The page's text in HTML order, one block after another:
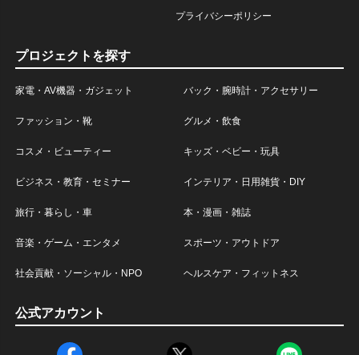
プライバシーポリシー
プロジェクトを探す
家電・AV機器・ガジェット バック・腕時計・アクセサリー
ファッション・靴 グルメ・飲食
コスメ・ビューティー キッズ・ベビー・玩具
ビジネス・教育・セミナー インテリア・日用雑貨・DIY
旅行・暮らし・車 本・漫画・雑誌
音楽・ゲーム・エンタメ スポーツ・アウトドア
社会貢献・ソーシャル・NPO ヘルスケア・フィットネス
公式アカウント